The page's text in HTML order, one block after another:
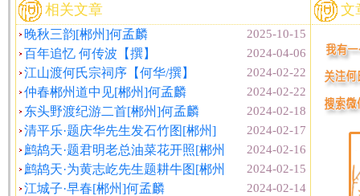
相关文章
2025-10-15
晚秋三韵[郴州]何孟麟
2024-04-06
百年追忆 何传波【撰】
2024-02-22
江山渡何氏宗祠序【何华/撰】
2024-02-22
仲春郴州道中见[郴州]何孟麟
2024-02-18
东头野渡纪游二首[郴州]何孟麟
2024-02-17
清平乐·题庆华先生发石竹图[郴州]
2024-02-16
鹧鸪天·题君明老总油菜花开照[郴州
2024-02-15
鹧鸪天·为黄志屹先生题耕牛图[郴州
2024-02-14
江城子·早春[郴州]何孟麟
文